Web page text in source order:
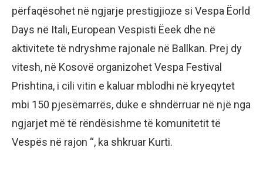
përfaqësohet në ngjarje prestigjioze si Vespa Ëorld
Days në Itali, European Vespisti Ëeek dhe në
aktivitete të ndryshme rajonale në Ballkan. Prej dy
vitesh, në Kosovë organizohet Vespa Festival
Prishtina, i cili vitin e kaluar mblodhi në kryeqytet
mbi 150 pjesëmarrës, duke e shndërruar në një nga
ngjarjet më të rëndësishme të komunitetit të
Vespës në rajon “, ka shkruar Kurti.